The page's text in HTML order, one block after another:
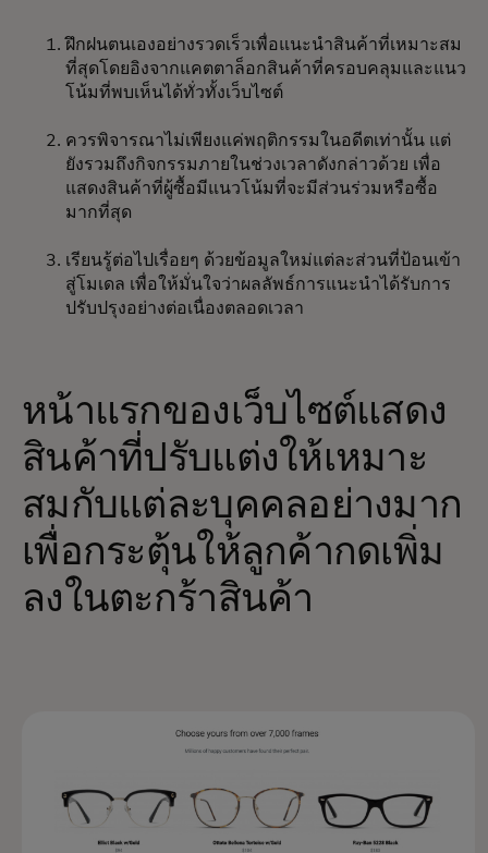
ฝึกฝนตนเองอย่างรวดเร็วเพื่อแนะนำสินค้าที่เหมาะสม
ที่สุดโดยอิงจากแคตตาล็อกสินค้าที่ครอบคลุมและแนว
โน้มที่พบเห็นได้ทั่วทั้งเว็บไซต์
ควรพิจารณาไม่เพียงแค่พฤติกรรมในอดีตเท่านั้น แต่
ยังรวมถึงกิจกรรมภายในช่วงเวลาดังกล่าวด้วย เพื่อ
แสดงสินค้าที่ผู้ซื้อมีแนวโน้มที่จะมีส่วนร่วมหรือซื้อ
มากที่สุด
เรียนรู้ต่อไปเรื่อยๆ ด้วยข้อมูลใหม่แต่ละส่วนที่ป้อนเข้า
สู่โมเดล เพื่อให้มั่นใจว่าผลลัพธ์การแนะนำได้รับการ
ปรับปรุงอย่างต่อเนื่องตลอดเวลา
หน้าแรกของเว็บไซต์แสดง
สินค้าที่ปรับแต่งให้เหมาะ
สมกับแต่ละบุคคลอย่างมาก
เพื่อกระตุ้นให้ลูกค้ากดเพิ่ม
ลงในตะกร้าสินค้า